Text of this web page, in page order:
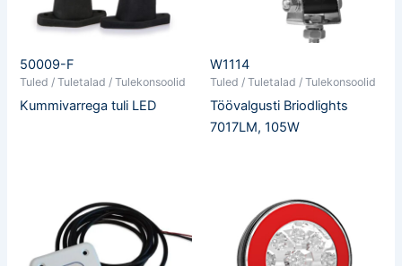
50009-F
Tuled / Tuletalad / Tulekonsoolid
Kummivarrega tuli LED
W1114
Tuled / Tuletalad / Tulekonsoolid
Töövalgusti Briodlights
7017LM, 105W